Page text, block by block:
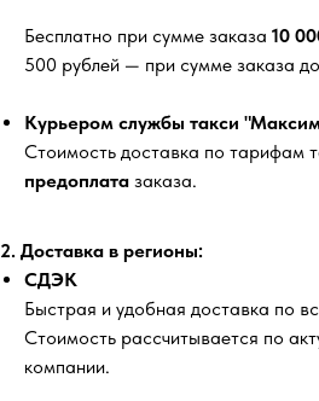
Бесплатно при сумме заказа 10
500 рублей — при сумме заказа
Курьером службы такси
Стоимость доставка по тарифам
предоплата заказа.
2. Доставка в регионы:
СДЭК
Быстрая и удобная доставка по
Стоимость рассчитывается по
компании.